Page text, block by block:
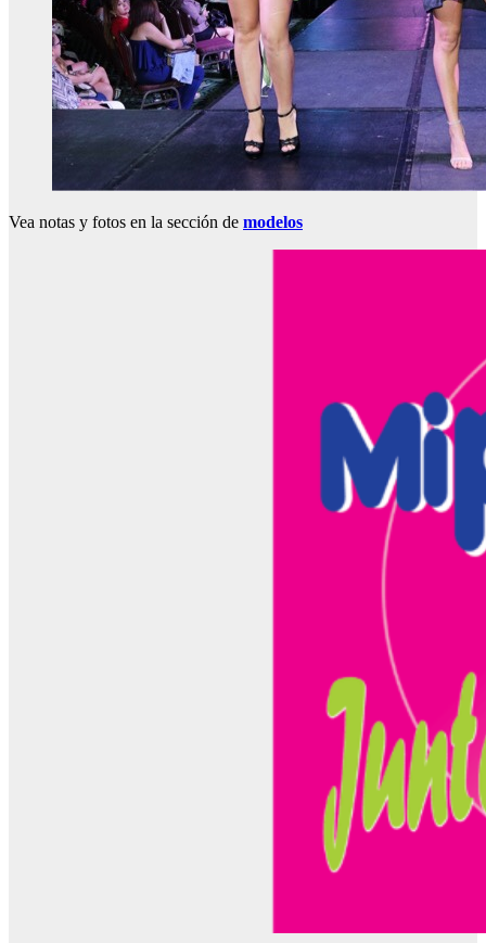
Vea notas y fotos en la sección de modelos